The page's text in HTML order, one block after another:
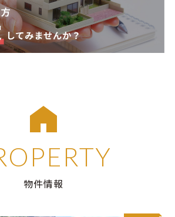
物件情報